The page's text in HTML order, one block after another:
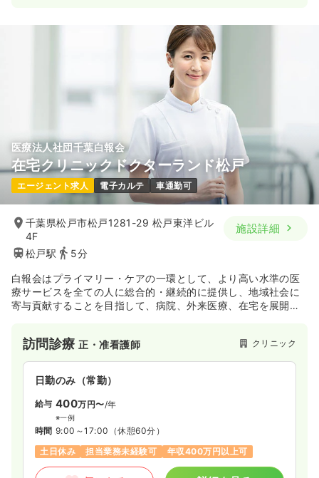
医療法人社団千葉白報会
在宅クリニックドクターランド松戸
エージェント求人 電子カルテ 車通勤可
千葉県松戸市松戸1281-29 松戸東洋ビル
4F
松戸駅
5分
施設詳細
白報会はプライマリー・ケアの一環として、より高い水準の医
療サービスを全ての人に総合的・継続的に提供し、地域社会に
寄与貢献することを目指して、病院、外来医療、在宅を展開し
ク、在宅医療を主とした診療所を各地に設けて、患者さまと近
接した医療の実現を進めております。
同時に在宅医療を中心に各地域において外来医療、健康診断、
地域のネットワーク、関連の有料老人ホーム、薬局などの総合
体制の基、ひとりひとり、様々な違った環境に対応できるプラ
イマリー・ケアの確固たる実現に力を注いでいます。
訪問診療正・准看護師 クリニック
日勤のみ（常勤）
給与 400万円〜/年
※一例
時間 9:00～17:00 （休憩60分）
土日休み
担当業務未経験可 年収400万円以上可